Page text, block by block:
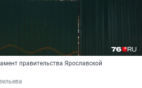
правительства Ярославской